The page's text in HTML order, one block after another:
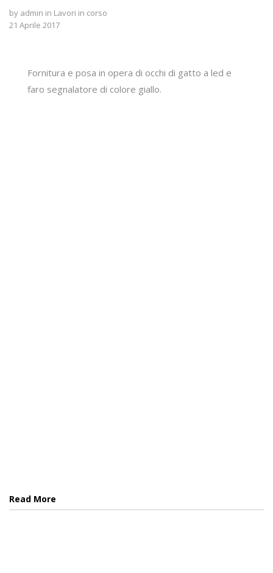
by admin in Lavori in corso
21 Aprile 2017
Fornitura e posa in opera di occhi di gatto a led e
faro segnalatore di colore giallo.
Read More